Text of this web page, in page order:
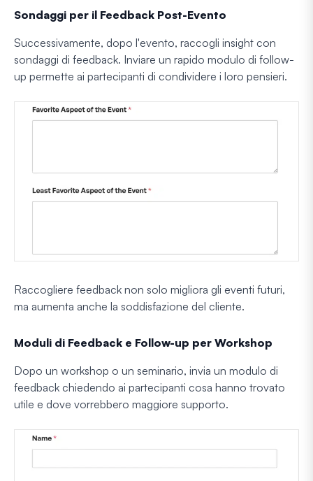
Sondaggi per il Feedback Post-Evento
Successivamente, dopo l'evento, raccogli insight con
sondaggi di feedback. Inviare un rapido modulo di follow-
up permette ai partecipanti di condividere i loro pensieri.
Raccogliere feedback non solo migliora gli eventi futuri,
ma aumenta anche la soddisfazione del cliente.
Moduli di Feedback e Follow-up per Workshop
Dopo un workshop o un seminario, invia un modulo di
feedback chiedendo ai partecipanti cosa hanno trovato
utile e dove vorrebbero maggiore supporto.